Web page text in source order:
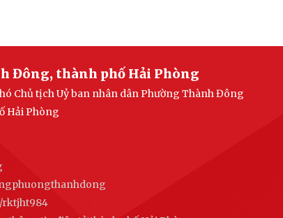
Đông, thành phố Hải Phòng
Chủ tịch Uỷ ban nhân dân Phường Thành Đông
Hải Phòng
rktjht984